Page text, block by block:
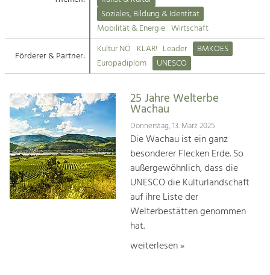
Suche
Impressum
Kontakt
Angebotsentwicklung und
Handwerk, Wissenschaft und Forschung.
Soziales, Bildung &
Identität
Gleichberechtigung, Jugend und
Integration
Mobilität & Energie
Klimawandel, öffentlicher Verkehr und
Steigerung regionaler Wertschöpfung
Soziales, Bildung & Identität
Mobilität & Energie Wirtschaft
Förderer & Partner:
Kultur NÖ KLAR! Leader
BMKOES
Europadiplom
UNESCO
25 Jahre Welterbe
Wachau
Donnerstag, 13. März 2025
Die Wachau ist ein ganz
besonderer Flecken Erde. So
außergewöhnlich, dass die
UNESCO die Kulturlandschaft
auf ihre Liste der
Welterbestätten genommen
hat.
weiterlesen »